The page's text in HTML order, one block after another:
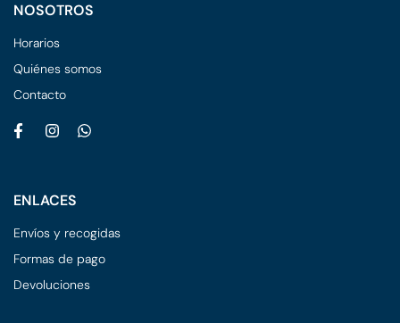
NOSOTROS
Horarios
Quiénes somos
Contacto
ENLACES
Envíos y recogidas
Formas de pago
Devoluciones